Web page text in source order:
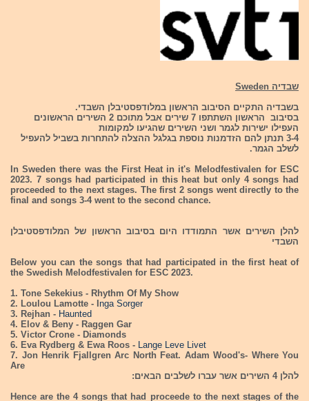
שבדיה Sweden
בשבדיה התקיים הסיבוב הראשון במלודפסטיבלן השבדי.
בסיבוב הראשון השתתפו 7 שירים אבל מתוכם 2 השירים הראשונים
העפילו ישירות לגמר ושני השירים שהגיעו למקומות
3-4 תנתן להם הזדמנות נוספת בגלגל ההצלה להתחרות בשביל להעפיל
לשלב הגמר.
In Sweden there was the First Heat in it's Melodfestivalen for ESC
2023. 7 songs had participated in this heat but only 4 songs had
proceeded to the next stages. The first 2 songs went directly to the
final and songs 3-4 went to the second chance.
להלן השירים אשר התמודדו היום בסיבוב הראשון של המלודפסטיבלן
השבדי
Below you can the songs that had participated in the first heat of
the Swedish Melodfestivalen for ESC 2023.
1. Tone Sekekius - Rhythm Of My Show
2. Loulou Lamotte - I nga Sorger
3. Rejhan - Haunted
4. Elov & Beny - Raggen Gar
5. Victor Crone - Diamonds
6. Eva Rydberg & Ewa Roos - Lange Leve Livet
7. Jon Henrik Fjallgren Arc North Feat. Adam Wood's- Where You
Are
להלן 4 השירים אשר עברו לשלבים הבאים:
Hence are the 4 songs that had proceede to the next stages of the